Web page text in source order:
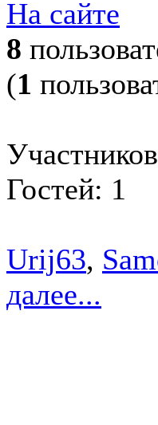
На сайте
8
(1
Гостей: 1
Urij63,
далее...